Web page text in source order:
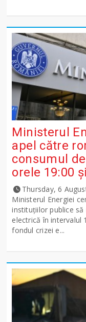
Ministerul
apel către
consumul
orele 19:00
Thursday, 6
Ministerul Energiei
instituțiilor publice
electrică în intervalul
fondul crizei e...